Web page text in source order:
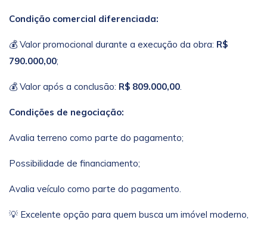
Condição comercial diferenciada:
💰 Valor promocional durante a execução da obra: R$
790.000,00;
💰 Valor após a conclusão: R$ 809.000,00.
Condições de negociação:
Avalia terreno como parte do pagamento;
Possibilidade de financiamento;
Avalia veículo como parte do pagamento.
💡 Excelente opção para quem busca um imóvel moderno,